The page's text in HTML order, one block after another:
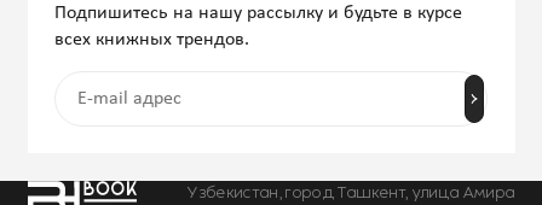
Узбекистан, город Ташкент, улица Амира
Подпишитесь на нашу рассылку и будьте в курсе
всех книжных трендов.